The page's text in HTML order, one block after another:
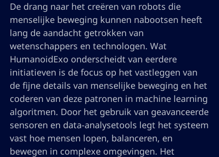
De drang naar het creëren van robots die
menselijke beweging kunnen nabootsen heeft
lang de aandacht getrokken van
wetenschappers en technologen. Wat
HumanoidExo onderscheidt van eerdere
initiatieven is de focus op het vastleggen van
de fijne details van menselijke beweging en het
coderen van deze patronen in machine learning
algoritmen. Door het gebruik van geavanceerde
sensoren en data-analysetools legt het systeem
vast hoe mensen lopen, balanceren, en
bewegen in complexe omgevingen. Het